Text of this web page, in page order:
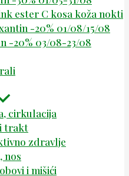
ester C kosa koža nokti
-20% 01/08/15/08
-20% 03/08-23/08
cirkulacija
trakt
zdravlje
nos
i mišići